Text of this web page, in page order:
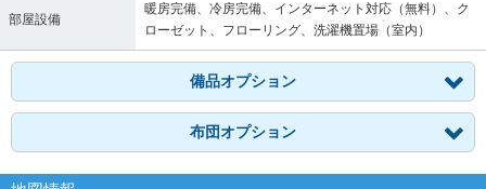
部屋設備
暖房完備、冷房完備、インターネット対応（無料）、ク
ローゼット、フローリング、洗濯機置場（室内）
備品オプション
布団オプション